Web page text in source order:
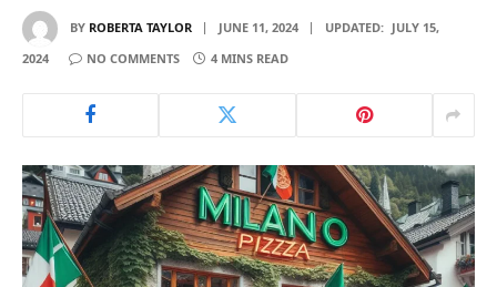
BY ROBERTA TAYLOR JUNE 11, 2024 UPDATED: JULY 15,
2024
NO COMMENTS 4 MINS READ